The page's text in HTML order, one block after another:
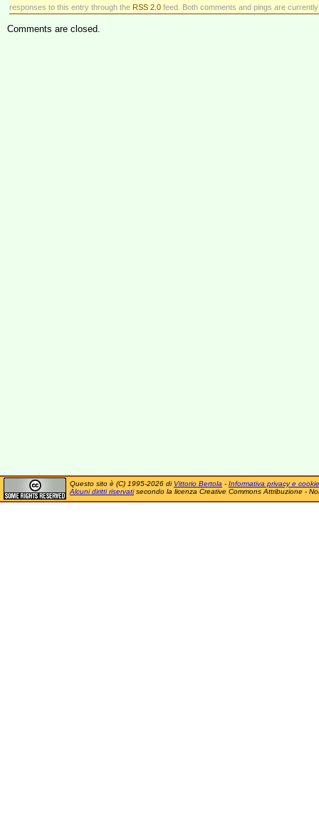
responses to this entry through the RSS 2.0 feed. Both comments and pings are
Comments are closed.
Questo sito è (C) 1995-2026 di Vittorio Bertola - Informativa privacy e cookie
Alcuni diritti riservatisecondo la licenza Creative Commons Attribuzione -